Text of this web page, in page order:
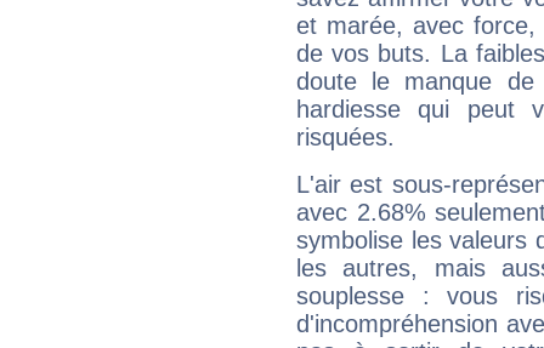
et marée, avec
de vos buts. La
doute le manque
hardiesse qui peut
risquées.
L'air est sous-
avec 2.68%
symbolise les valeurs
les autres, mais
souplesse : vous
d'incompréhension